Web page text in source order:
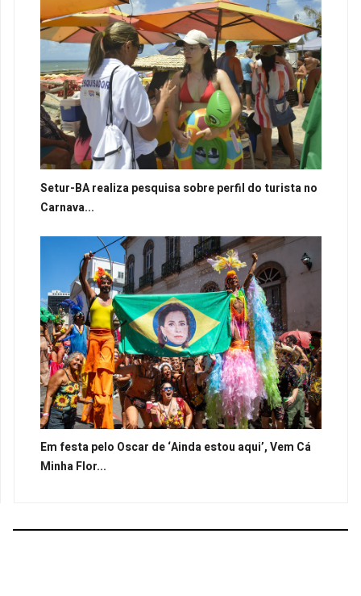
Setur-BA realiza pesquisa sobre perfil do turista no
Carnava...
Em festa pelo Oscar de ‘Ainda estou aqui’, Vem Cá
Minha Flor...